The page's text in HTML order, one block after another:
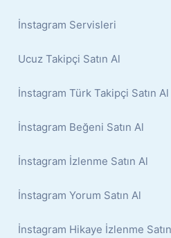
İnstagram Servisleri
Ucuz Takipçi Satın Al
İnstagram Türk Takipçi Satın Al
İnstagram Beğeni Satın Al
İnstagram İzlenme Satın Al
İnstagram Yorum Satın Al
İnstagram Hikaye İzlenme